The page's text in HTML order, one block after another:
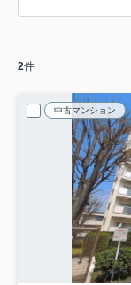
2件
中古マンション